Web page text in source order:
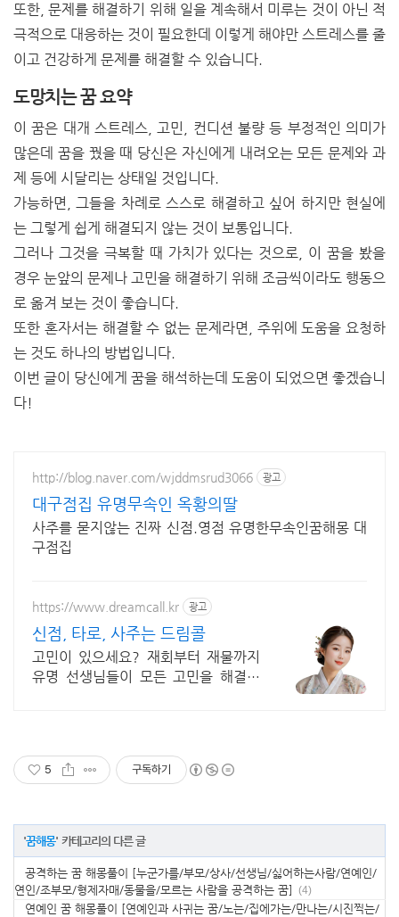
또한, 문제를 해결하기 위해 일을 계속해서 미루는 것이 아닌 적
극적으로 대응하는 것이 필요한데 이렇게 해야만 스트레스를 줄
이고 건강하게 문제를 해결할 수 있습니다.
도망치는 꿈 요약
이 꿈은 대개 스트레스, 고민, 컨디션 불량 등 부정적인 의미가
많은데 꿈을 꿨을 때 당신은 자신에게 내려오는 모든 문제와 과
제 등에 시달리는 상태일 것입니다.
가능하면, 그들을 차례로 스스로 해결하고 싶어 하지만 현실에
는 그렇게 쉽게 해결되지 않는 것이 보통입니다.
그러나 그것을 극복할 때 가치가 있다는 것으로, 이 꿈을 봤을
경우 눈앞의 문제나 고민을 해결하기 위해 조금씩이라도 행동으
로 옮겨 보는 것이 좋습니다.
또한 혼자서는 해결할 수 없는 문제라면, 주위에 도움을 요청하
는 것도 하나의 방법입니다.
이번 글이 당신에게 꿈을 해석하는데 도움이 되었으면 좋겠습니
다!
http://blog.naver.com/wjddmsrud3066 광고
대구점집 유명무속인 옥황의딸
사주를 묻지않는 진짜 신점.영점 유명한무속인꿈해몽 대
구점집
https://www.dreamcall.kr 광고
신점, 타로, 사주는 드림콜
고민이 있으세요? 재회부터 재물까지
유명 선생님들이 모든 고민을 해결해
5 구독하기
'꿈해몽' 카테고리의 다른 글
공격하는 꿈 해몽풀이 [누군가를/부모/상사/선생님/싫어하는사람/연예인/
연인/조부모/형제자매/동물을/모르는 사람을 공격하는 꿈] (4)
연예인 꿈 해몽풀이 [연예인과 사귀는 꿈/노는/집에가는/만나는/시진찍는/